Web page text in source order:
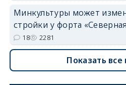
Минкультуры может
стройки у форта
18 2281
Показать все